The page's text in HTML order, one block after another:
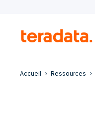
Accueil Ressources